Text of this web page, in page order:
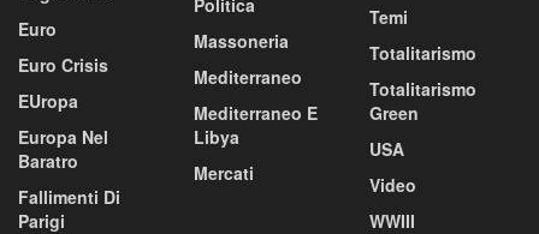
Euro
Euro Crisis
EUropa
Europa Nel
Baratro
Fallimenti Di
Parigi
Massoneria
Mediterraneo
Mediterraneo E
Libya
Mercati
Temi
Totalitarismo
Totalitarismo
Green
USA
Video
WWIII